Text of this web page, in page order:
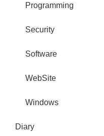
Programming
Security
Software
WebSite
Windows
Diary